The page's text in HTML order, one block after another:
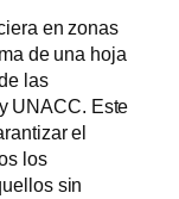
en zonas
de una hoja
las
UNACC. Este
el
los
sin